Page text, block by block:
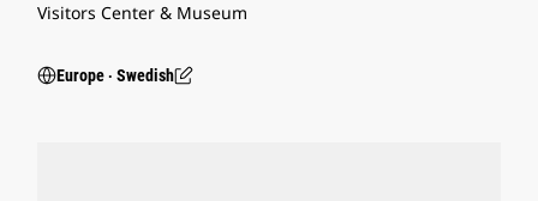
Visitors Center & Museum
Europe ‧ Swedish